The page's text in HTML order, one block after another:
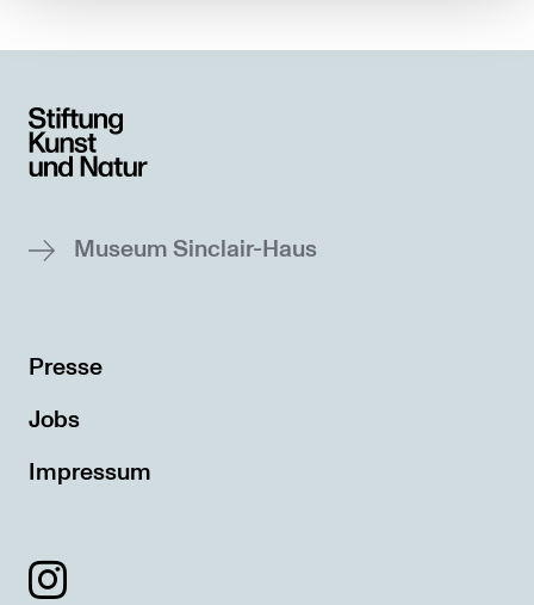
Museum Sinclair-Haus
Presse
Jobs
Impressum